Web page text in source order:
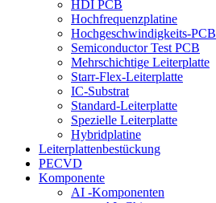
HDI PCB
Hochfrequenzplatine
Hochgeschwindigkeits-PCB
Semiconductor Test PCB
Mehrschichtige Leiterplatte
Starr-Flex-Leiterplatte
IC-Substrat
Standard-Leiterplatte
Spezielle Leiterplatte
Hybridplatine
Leiterplattenbestückung
PECVD
Komponente
AI -Komponenten